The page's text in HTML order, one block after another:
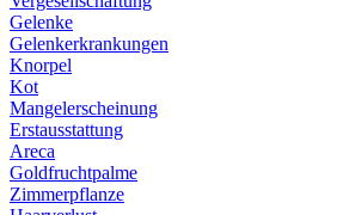
Gelenke
Gelenkerkrankungen
Knorpel
Kot
Mangelerscheinung
Erstausstattung
Areca
Goldfruchtpalme
Zimmerpflanze